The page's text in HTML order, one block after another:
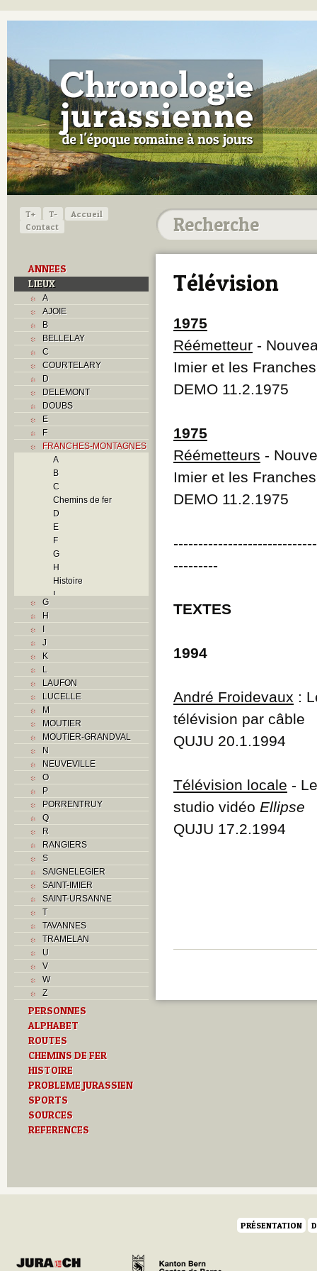
T+ T-
Accueil
Contact
ANNEES
LIEUX
A
AJOIE
B
BELLELAY
C
COURTELARY
D
DELEMONT
DOUBS
E
F
FRANCHES-MONTAGNES
A
B
C
Chemins de fer
D
E
F
G
H
Histoire
I
Routes
S
Textes
V
G
H
I
J
K
L
LAUFON
LUCELLE
M
MOUTIER
MOUTIER-GRANDVAL
N
NEUVEVILLE
O
P
PORRENTRUY
Q
R
RANGIERS
S
SAIGNELEGIER
SAINT-IMIER
SAINT-URSANNE
T
TAVANNES
TRAMELAN
U
V
W
Z
PERSONNES
ALPHABET
ROUTES
CHEMINS DE FER
HISTOIRE
PROBLEME JURASSIEN
SPORTS
SOURCES
REFERENCES
Télévision
1975
Réémetteur -
Imier et les
DEMO 11.2.1975
1975
Réémetteurs -
Imier et les
DEMO 11.2.1975
---------
TEXTES
1994
André Froidevaux :
télévision par câble
QUJU 20.1.1994
Télévision locale -
studio vidéo Ellipse
QUJU 17.2.1994
PRÉSENTATION